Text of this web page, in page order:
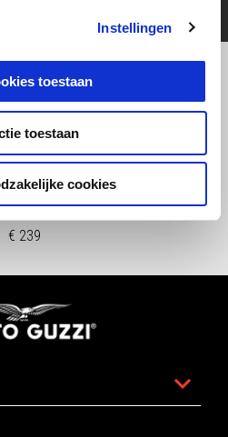
Instellingen
toestaan
toestaan
cookies
STAND
€ 239